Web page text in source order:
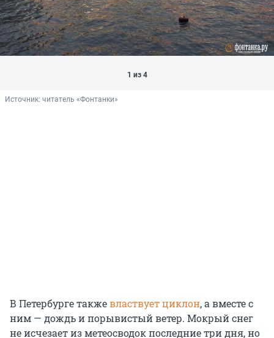
1 из 4
Источник: читатель «Фонтанки»
В Петербурге такжевластвует циклон, а вместе с
ним — дождь и порывистый ветер. Мокрый снег
не исчезает из метеосводок последние три дня, но